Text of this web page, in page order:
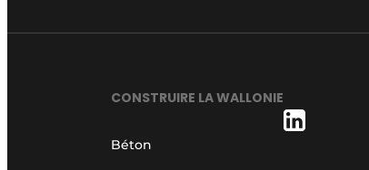
CONSTRUIRE LA WALLONIE
Béton